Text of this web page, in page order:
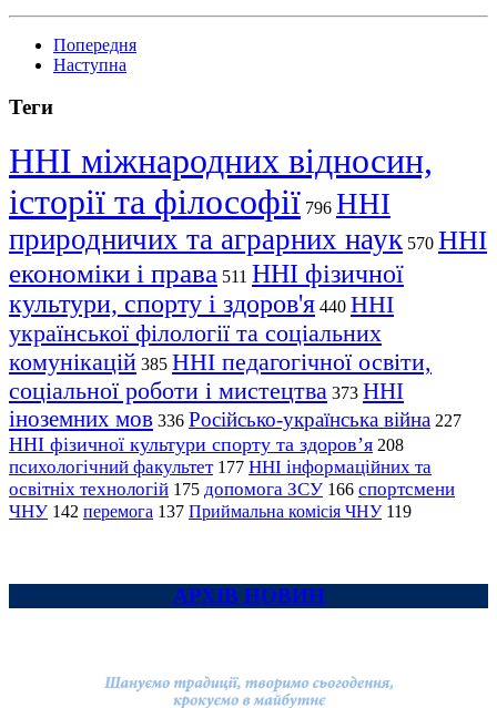
Попередня
Наступна
Теги
ННІ міжнародних відносин,
історії та філософії 796 ННІ
природничих та аграрних наук 570 ННІ
економіки і права 511 ННІ фізичної
культури, спорту і здоров'я 440 ННІ
української філології та соціальних
комунікацій 385 ННІ педагогічної освіти,
соціальної роботи і мистецтва 373 ННІ
іноземних мов 336 Російсько-українська війна 227
ННІ фізичної культури спорту та здоров’я 208
психологічний факультет 177 ННІ інформаційних та
освітніх технологій 175 допомога ЗСУ 166 спортсмени
ЧНУ 142 перемога 137 Приймальна комісія ЧНУ 119
АРХІВ НОВИН